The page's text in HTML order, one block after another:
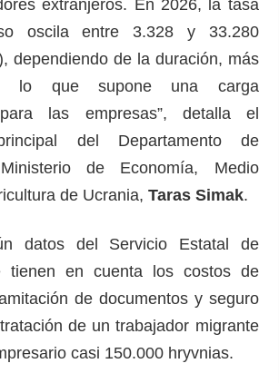
extranjeros. En 2026, la tasa
oscila entre 3.328 y 33.280
dependiendo de la duración, más
lo que supone una carga
las empresas”, detalla el
del Departamento de
de Economía, Medio
de Ucrania, Taras Simak.
datos del Servicio Estatal de
tienen en cuenta los costos de
de documentos y seguro
de un trabajador migrante
casi 150.000 hryvnias.